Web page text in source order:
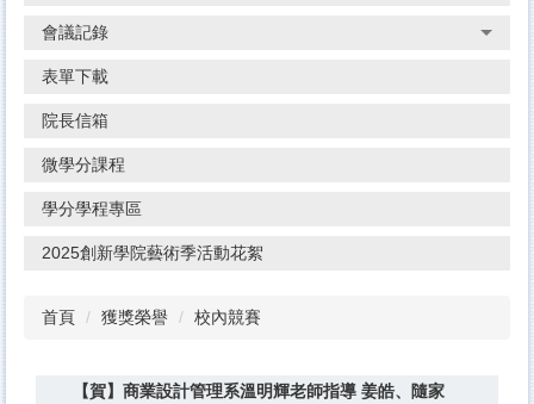
會議記錄
表單下載
院長信箱
微學分課程
學分學程專區
2025創新學院藝術季活動花絮
首頁 獲獎榮譽 校內競賽
【賀】商業設計管理系溫明輝老師指導 姜皓、隨家